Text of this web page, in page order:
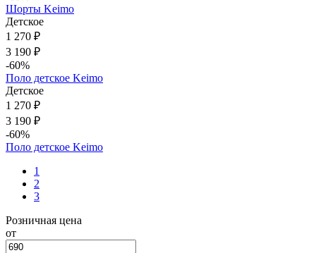
Шорты Keimo
Детское
1 270 ₽
3 190 ₽
-60%
Поло детское Keimo
Детское
1 270 ₽
3 190 ₽
-60%
Поло детское Keimo
1
2
3
Розничная цена
от